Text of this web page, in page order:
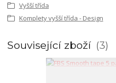
Vyšší třída
Komplety vyšší třída - Design
Související zboží 3